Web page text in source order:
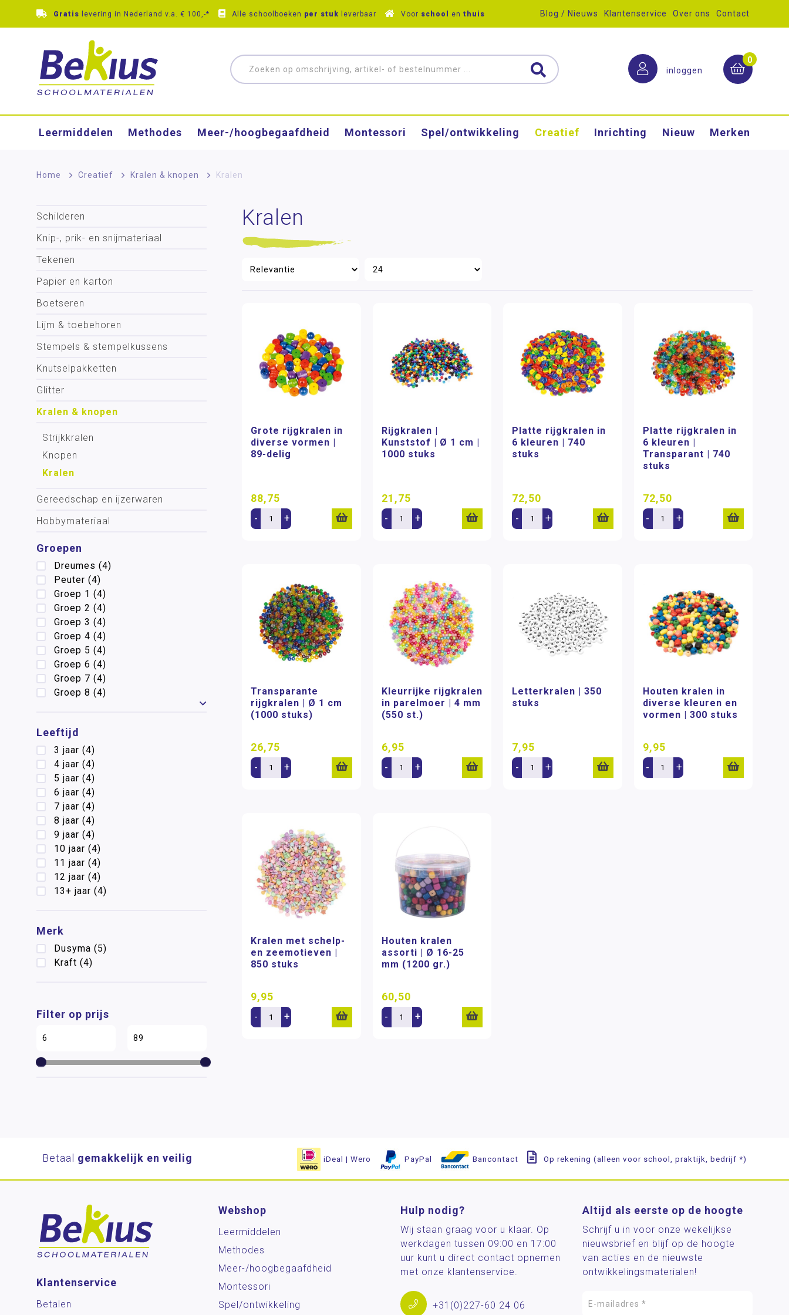
Gratis levering in Nederland v.a. € 100,-* Alle schoolboeken per stuk leverbaar Voor school en thuis Blog / Nieuws Klantenservice Over ons Contact
inloggen
0
Leermiddelen Methodes Meer-/hoog­begaafdheid Montessori Spel/ontwikkeling Creatief Inrichting Nieuw Merken
Home > Creatief > Kralen & knopen > Kralen
Schilderen
Knip-, prik- en snijmateriaal
Tekenen
Papier en karton
Boetseren
Lijm & toebehoren
Stempels & stempelkussens
Knutselpakketten
Glitter
Kralen & knopen
Strijkkralen
Knopen
Kralen
Gereedschap en ijzerwaren
Hobbymateriaal
Groepen
Dreumes (4)
Peuter (4)
Groep 1 (4)
Groep 2 (4)
Groep 3 (4)
Groep 4 (4)
Groep 5 (4)
Groep 6 (4)
Groep 7 (4)
Groep 8 (4)
Leeftijd
3 jaar (4)
4 jaar (4)
5 jaar (4)
6 jaar (4)
7 jaar (4)
8 jaar (4)
9 jaar (4)
10 jaar (4)
11 jaar (4)
12 jaar (4)
13+ jaar (4)
Merk
Dusyma (5)
Kraft (4)
Filter op prijs
Kralen
Grote rijgkralen in
diverse vormen |
89-delig
88,75
- +
Rijgkralen |
Kunststof | Ø 1 cm |
1000 stuks
21,75
- +
Platte rijgkralen in
6 kleuren | 740
stuks
72,50
- +
Platte rijgkralen in
6 kleuren |
Transparant | 740
stuks
72,50
- +
Transparante
rijgkralen | Ø 1 cm
(1000 stuks)
26,75
- +
Kleurrijke rijgkralen
in parelmoer | 4 mm
(550 st.)
6,95
- +
Letterkralen | 350
stuks
7,95
- +
Houten kralen in
diverse kleuren en
vormen | 300 stuks
9,95
- +
Kralen met schelp-
en zeemotieven |
850 stuks
9,95
- +
Houten kralen
assorti | Ø 16-25
mm (1200 gr.)
60,50
- +
Betaal gemakkelijk en veilig iDeal | Wero PayPal Bancontact Op rekening (alleen voor school, praktijk, bedrijf *)
Klantenservice
Betalen
Webshop
Leermiddelen
Methodes
Meer-/hoog­begaafdheid
Montessori
Spel/ontwikkeling
Hulp nodig?
Wij staan graag voor u klaar. Op
werkdagen tussen 09:00 en 17:00
uur kunt u direct contact opnemen
met onze klantenservice.
+31(0)227-60 24 06
Altijd als eerste op de hoogte
Schrijf u in voor onze wekelijkse
nieuwsbrief en blijf op de hoogte
van acties en de nieuwste
ontwikkelingsmaterialen!